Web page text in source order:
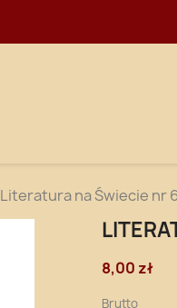
Literatura na Świecie nr
8,00 zł
Brutto